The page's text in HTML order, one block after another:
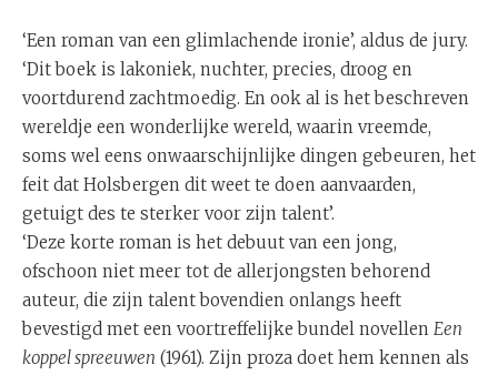
‘Een roman van een glimlachende ironie’, aldus de jury.
‘Dit boek is lakoniek, nuchter, precies, droog en
voortdurend zachtmoedig. En ook al is het beschreven
wereldje een wonderlijke wereld, waarin vreemde,
soms wel eens onwaarschijnlijke dingen gebeuren, het
feit dat Holsbergen dit weet te doen aanvaarden,
getuigt des te sterker voor zijn talent’.
‘Deze korte roman is het debuut van een jong,
ofschoon niet meer tot de allerjongsten behorend
auteur, die zijn talent bovendien onlangs heeft
bevestigd met een voortreffelijke bundel novellen Een
koppel spreeuwen (1961). Zijn proza doet hem kennen als